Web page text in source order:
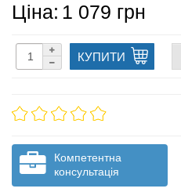
Ціна: 1 079 грн
КУПИТИ
Компетентна
консультація